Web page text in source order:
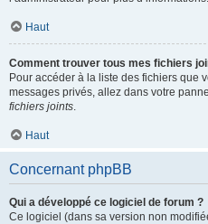
Haut
Comment trouver tous mes fichiers
Pour accéder à la liste des fichiers que
messages privés, allez dans votre
fichiers joints.
Haut
Concernant phpBB
Qui a développé ce logiciel de forum ?
Ce logiciel (dans sa version non